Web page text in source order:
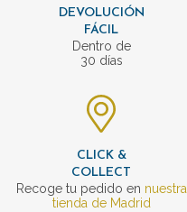
DEVOLUCIÓN
FÁCIL
Dentro de
30 días
CLICK &
COLLECT
Recoge tu pedido en nuestra
tienda de Madrid